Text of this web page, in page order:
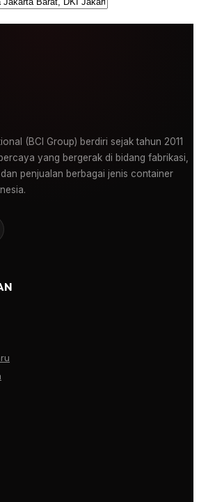
(BCI Group) berdiri sejak tahun 2011
yang bergerak di bidang fabrikasi,
penjualan berbagai jenis container